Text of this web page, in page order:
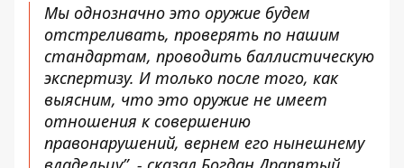
Мы однозначно это оружие будем
отстреливать, проверять по нашим
стандартам, проводить баллистическую
экспертизу. И только после того, как
выясним, что это оружие не имеет
отношения к совершению
правонарушений, вернем его нынешнему